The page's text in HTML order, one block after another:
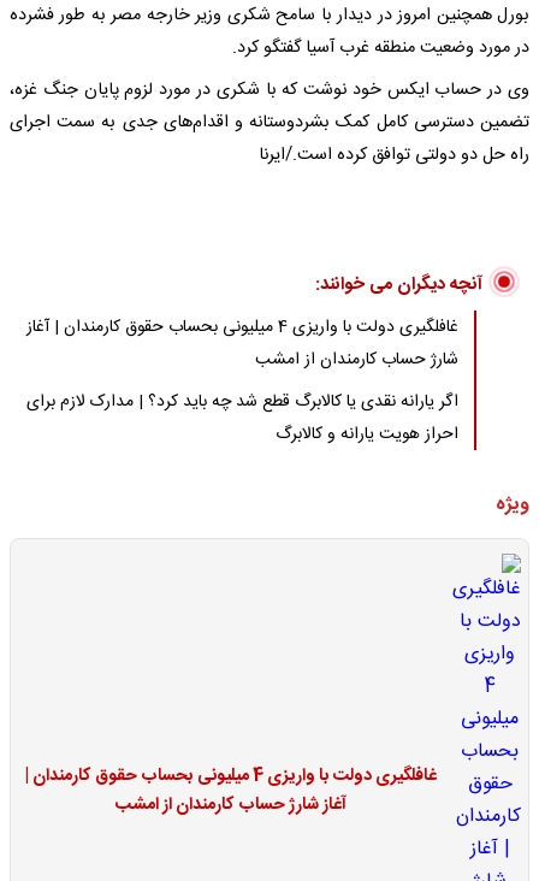
بورل همچنین امروز در دیدار با سامح شکری وزیر خارجه مصر به طور فشرده
در مورد وضعیت منطقه غرب آسیا گفتگو کرد.
وی در حساب ایکس خود نوشت که با شکری در مورد لزوم پایان جنگ غزه،
تضمین دسترسی کامل کمک بشردوستانه و اقدام‌های جدی به سمت اجرای
راه حل دو دولتی توافق کرده است./ایرنا
آنچه دیگران می خوانند:
غافلگیری دولت با واریزی 4 میلیونی بحساب حقوق کارمندان | آغاز
شارژ حساب کارمندان از امشب
اگر یارانه نقدی یا کالابرگ قطع شد چه باید کرد؟ | مدارک لازم برای
احراز هویت یارانه و کالابرگ
ویژه
غافلگیری دولت با واریزی 4 میلیونی بحساب حقوق کارمندان |
آغاز شارژ حساب کارمندان از امشب